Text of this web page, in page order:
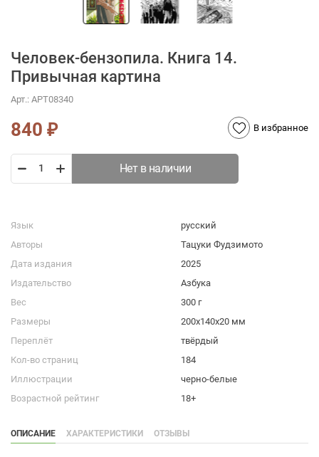
Человек-бензопила. Книга 14.
Привычная картина
Арт.: АРТ08340
840 ₽ В избранное
Нет в наличии
Язык
русский
Авторы
Тацуки Фудзимото
Дата издания
2025
Издательство
Азбука
Вес
300 г
Размеры
200x140x20 мм
Переплёт
твёрдый
Кол-во страниц
184
Иллюстрации
черно-белые
Возрастной рейтинг
18+
ОПИСАНИЕ ХАРАКТЕРИСТИКИ ОТЗЫВЫ